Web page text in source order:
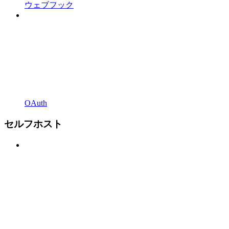
ウェブフック
OAuth
セルフホスト